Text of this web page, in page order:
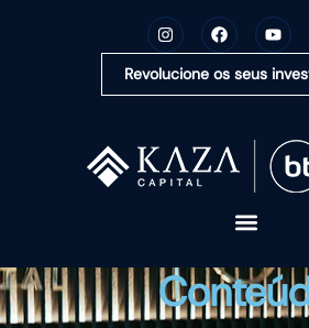
Revolucione os seus
A KAZA CAPITAL
SOLUÇÕES